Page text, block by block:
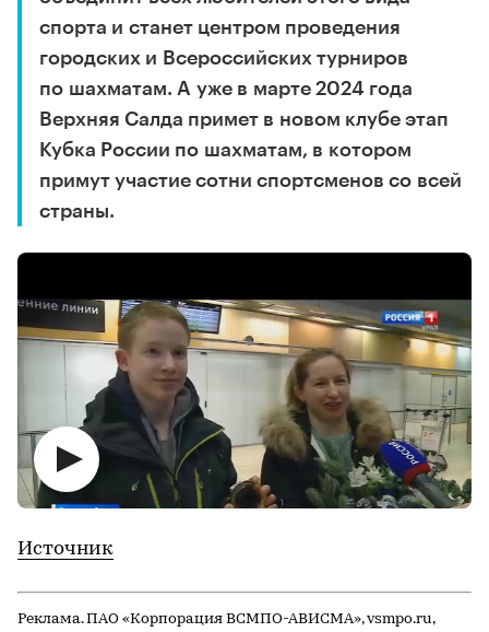
спорта и станет центром проведения
городских и Всероссийских турниров
по шахматам. А уже в марте 2024 года
Верхняя Салда примет в новом клубе этап
Кубка России по шахматам, в котором
примут участие сотни спортсменов со всей
страны.
Источник
Реклама. ПАО «Корпорация ВСМПО-АВИСМА», vsmpo.ru,